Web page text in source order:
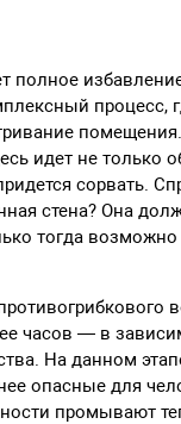
полное
процесс,
идет не
сорвать.
стена? Она
тогда
часов — в
На данном
опасные для
промывают